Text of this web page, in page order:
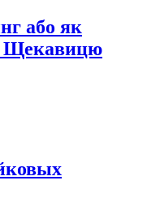
або як
Щекавицю